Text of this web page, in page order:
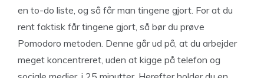
en to-do liste, og så får man tingene gjort. For at du
rent faktisk får tingene gjort, så bør du prøve
Pomodoro metoden. Denne går ud på, at du arbejder
meget koncentreret, uden at kigge på telefon og